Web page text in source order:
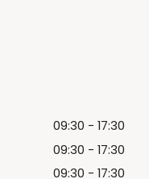
09:30 - 17:30
09:30 - 17:30
09:30 - 17:30